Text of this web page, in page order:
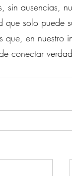
sin ausencias,
que solo puede
que, en nuestro
conectar